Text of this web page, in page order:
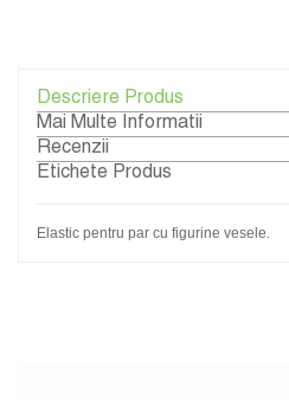
Descriere Produs
Mai Multe Informatii
Recenzii
Etichete Produs
Elastic pentru par cu figurine vesele.